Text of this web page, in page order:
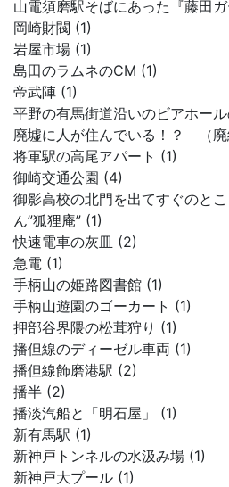
山電須磨駅そばにあった『藤田
岡崎財閥 (1)
岩屋市場 (1)
島田のラムネのCM (1)
帝武陣 (1)
平野の有馬街道沿いのビアホー
廃墟に人が住んでいる！？ （
将軍駅の高尾アパート (1)
御崎交通公園 (4)
御影高校の北門を出てすぐのと
ん”狐狸庵” (1)
快速電車の灰皿 (2)
急電 (1)
手柄山の姫路図書館 (1)
手柄山遊園のゴーカート (1)
押部谷界隈の松茸狩り (1)
播但線のディーゼル車両 (1)
播但線飾磨港駅 (2)
播半 (2)
播淡汽船と「明石屋」 (1)
新有馬駅 (1)
新神戸トンネルの水汲み場 (1)
新神戸大プール (1)